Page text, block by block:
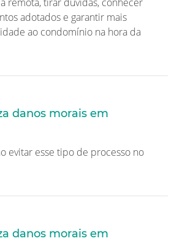
adotados e garantir mais
ao condomínio na hora da
danos morais em
evitar esse tipo de processo no
danos morais em